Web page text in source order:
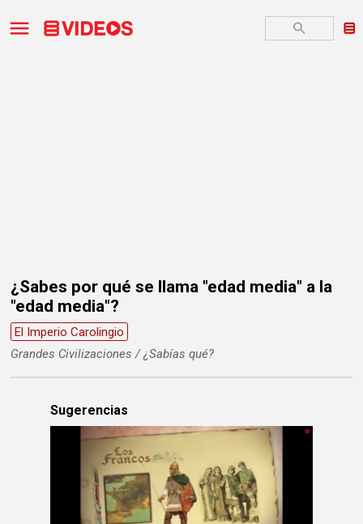
¿Sabes por qué se llama "edad media" a la
"edad media"?
El Imperio Carolingio
Grandes Civilizaciones / ¿Sabías qué?
Sugerencias